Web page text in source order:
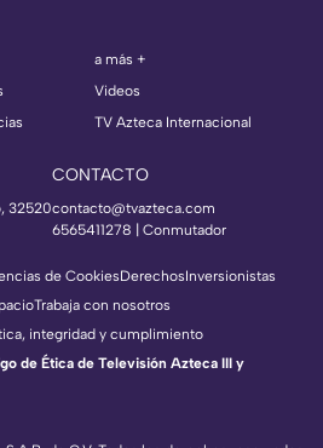
a más +
Videos
TV Azteca Internacional
32520
CONTACTO
contacto@tvazteca.com
6565411278 | Conmutador
de CookiesDerechosInversionistas
Trabaja con nosotros
integridad y cumplimiento
de Ética de Televisión Azteca III y